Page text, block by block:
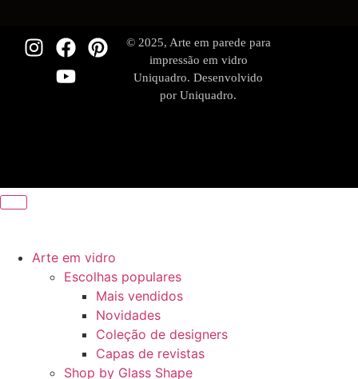
© 2025, Arte em parede para
impressão em vidro
Uniquadro. Desenvolvido
por Uniquadro.
Arte em vidro
Escolhas populares
Mais vendidos
Novidades
Coleção de designers
Capas de revistas
Shop by Glass Shape